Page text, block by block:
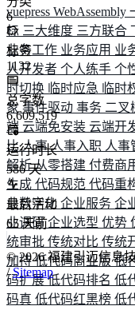
vuepress WebAssembly
标 三大维度 三方联合
业务工作 业务应用 业
人开发者 个人练手 个
时切换 临时应急 临时
象 事件驱动 事务 二叉
端 云端免安装 云端开
比人事人事入职 人事
解析从零搭建 付费商
生成 代码规范 代码重
业数字化 企业服务 企
业调研企业选型 优势
统审批 传统对比 传统
加持低代码商业版低
码扩展低代码排名 低
码真 低代码红黑榜 低
6
标签
1132
总字数
6,609,519
运行时长
586 天
最后活动
65 天前
©2026福建引迈信息
/Sitemap